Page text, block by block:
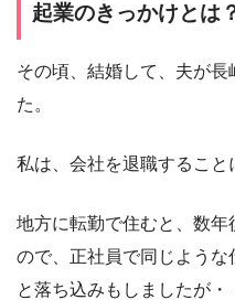
起業のきっかけとは
その頃、結婚して、夫が
た。
私は、会社を退職すること
地方に転勤で住むと、数
ので、正社員で同じような
と落ち込みもしましたが・